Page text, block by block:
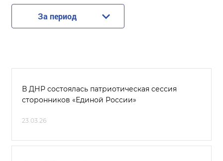
За период
В ДНР состоялась патриотическая сессия
сторонников «Единой России»
23.03.26